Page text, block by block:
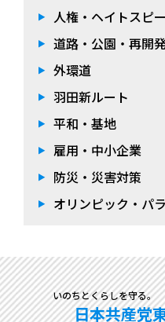
人権・ヘイトスピ
道路・公園・再開
外環道
羽田新ルート
平和・基地
雇用・中小企業
防災・災害対策
オリンピック・パ
いのちとくらしを守る。
日本共産党